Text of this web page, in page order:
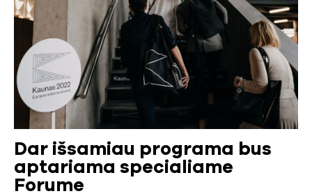
Dar išsamiau programa bus
aptariama specialiame
Forume